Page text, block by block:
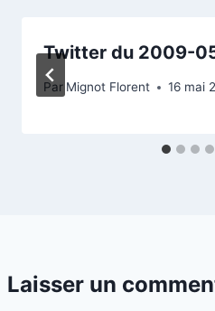
Twitter du 2009-
Par Mignot Florent 16 mai
Laisser un